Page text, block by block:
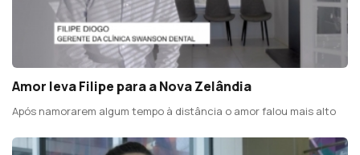
Amor leva Filipe para a Nova Zelândia
Após namorarem algum tempo à distância o amor falou mais alto